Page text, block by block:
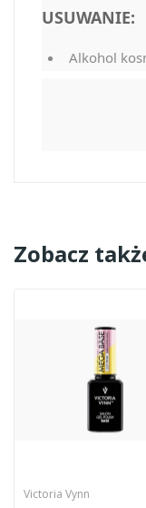
USUWANIE:
Alkohol
Zobacz
Victoria Vynn